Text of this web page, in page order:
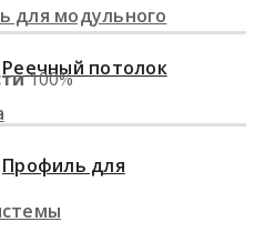
для модульного
Реечный потолок
Профиль для
100%